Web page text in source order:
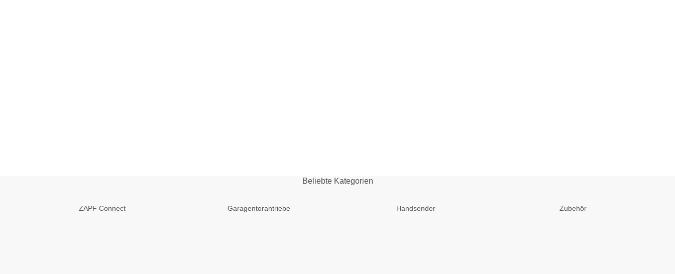
Beliebte Kategorien
ZAPF Connect Garagentorantriebe Handsender Zubehör